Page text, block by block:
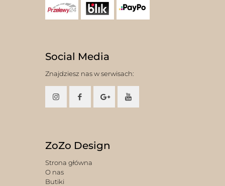
Social Media
Znajdziesz nas w serwisach:
ZoZo Design
Strona główna
O nas
Butiki